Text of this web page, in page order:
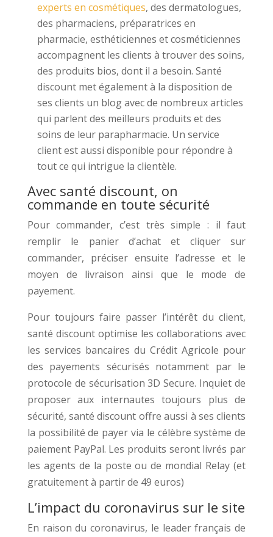
experts en cosmétiques, des dermatologues,
des pharmaciens, préparatrices en
pharmacie, esthéticiennes et cosméticiennes
accompagnent les clients à trouver des soins,
des produits bios, dont il a besoin. Santé
discount met également à la disposition de
ses clients un blog avec de nombreux articles
qui parlent des meilleurs produits et des
soins de leur parapharmacie. Un service
client est aussi disponible pour répondre à
tout ce qui intrigue la clientèle.
Avec santé discount, on
commande en toute sécurité
Pour commander, c’est très simple : il faut
remplir le panier d’achat et cliquer sur
commander, préciser ensuite l’adresse et le
moyen de livraison ainsi que le mode de
payement.
Pour toujours faire passer l’intérêt du client,
santé discount optimise les collaborations avec
les services bancaires du Crédit Agricole pour
des payements sécurisés notamment par le
protocole de sécurisation 3D Secure. Inquiet de
proposer aux internautes toujours plus de
sécurité, santé discount offre aussi à ses clients
la possibilité de payer via le célèbre système de
paiement PayPal. Les produits seront livrés par
les agents de la poste ou de mondial Relay (et
gratuitement à partir de 49 euros)
L’impact du coronavirus sur le site
En raison du coronavirus, le leader français de